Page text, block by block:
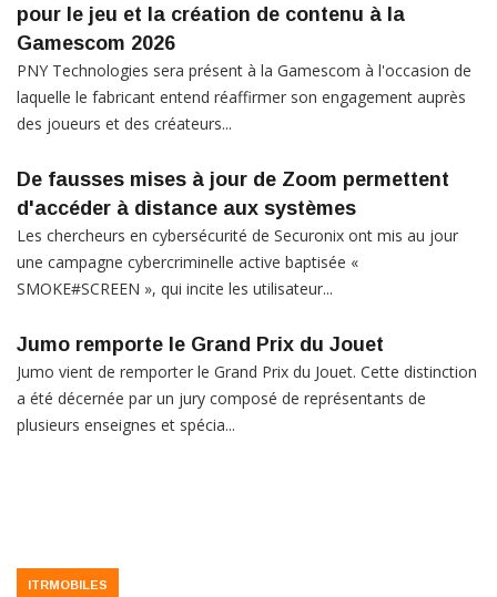
pour le jeu et la création de contenu à la
Gamescom 2026
PNY Technologies sera présent à la Gamescom à l'occasion de
laquelle le fabricant entend réaffirmer son engagement auprès
des joueurs et des créateurs...
De fausses mises à jour de Zoom permettent
d'accéder à distance aux systèmes
Les chercheurs en cybersécurité de Securonix ont mis au jour
une campagne cybercriminelle active baptisée «
SMOKE#SCREEN », qui incite les utilisateur...
Jumo remporte le Grand Prix du Jouet
Jumo vient de remporter le Grand Prix du Jouet. Cette distinction
a été décernée par un jury composé de représentants de
plusieurs enseignes et spécia...
ITRMOBILES